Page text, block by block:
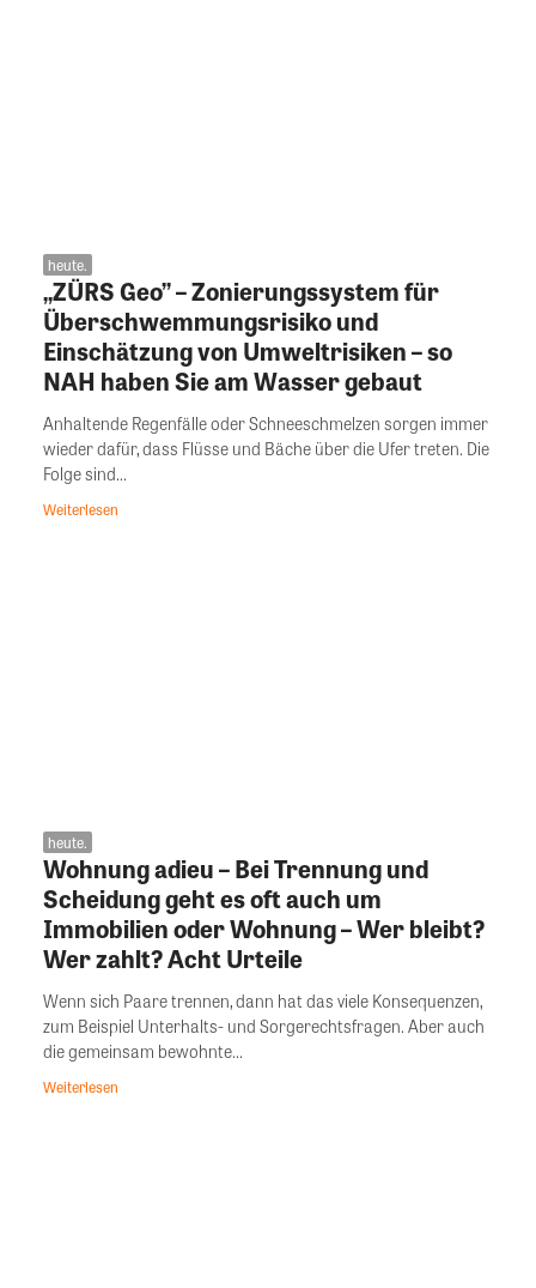
heute.
„ZÜRS Geo” – Zonierungssystem für
Überschwemmungsrisiko und
Einschätzung von Umweltrisiken – so
NAH haben Sie am Wasser gebaut
Anhaltende Regenfälle oder Schneeschmelzen sorgen immer
wieder dafür, dass Flüsse und Bäche über die Ufer treten. Die
Folge sind...
Weiterlesen
heute.
Wohnung adieu – Bei Trennung und
Scheidung geht es oft auch um
Immobilien oder Wohnung – Wer bleibt?
Wer zahlt? Acht Urteile
Wenn sich Paare trennen, dann hat das viele Konsequenzen,
zum Beispiel Unterhalts- und Sorgerechtsfragen. Aber auch
die gemeinsam bewohnte...
Weiterlesen